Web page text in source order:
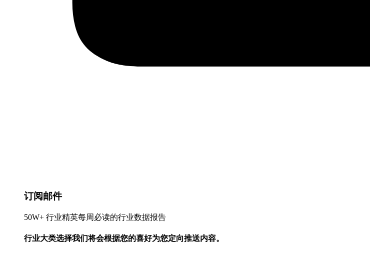
订阅邮件
50W+ 行业精英每周必读的行业数据报告
行业大类选择我们将会根据您的喜好为您定向推送内容。